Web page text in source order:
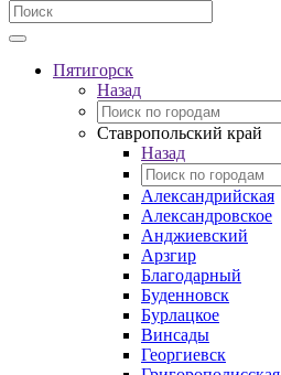
Пятигорск
Назад
Ставропольский край
Назад
Александрийская
Александровское
Анджиевский
Арзгир
Благодарный
Буденновск
Бурлацкое
Винсады
Георгиевск